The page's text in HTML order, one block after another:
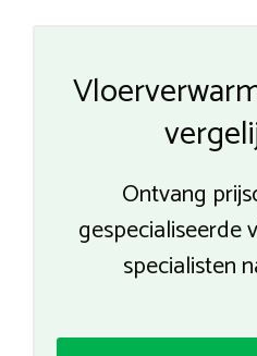
Ontvang
gespecialiseerde
specialisten